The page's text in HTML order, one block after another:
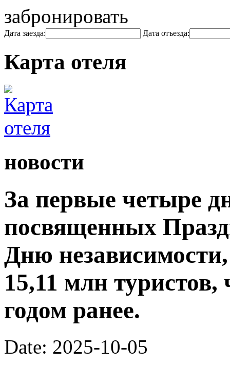
забронировать
Дата заезда: Дата отъезда:
Карта отеля
новости
За первые четыре
посвященных
Дню
15,11 млн
годом ранее.
Date: 2025-10-05